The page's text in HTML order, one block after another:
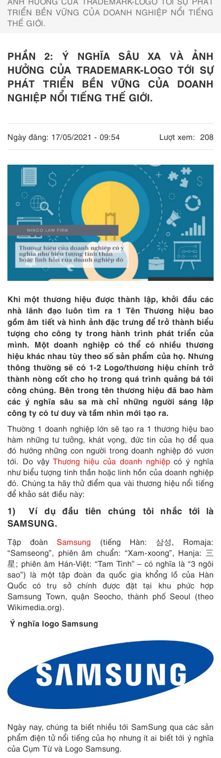
TRIỂN BỀN VỮNG CỦA DOANH NGHIỆP NỔI TIẾNG
THẾ GIỚI.
PHẦN 2: Ý NGHĨA SÂU XA VÀ ẢNH
HƯỞNG CỦA TRADEMARK-LOGO TỚI SỰ
PHÁT TRIỂN BỀN VỮNG CỦA DOANH
NGHIỆP NỔI TIẾNG THẾ GIỚI.
Ngày đăng: 17/05/2021 - 09:54 Lượt xem: 208
Khi một thương hiệu được thành lập, khởi đầu các
nhà lãnh đạo luôn tìm ra 1 Tên Thương hiệu bao
gồm âm tiết và hình ảnh đặc trưng để trở thành biểu
tượng cho công ty trong hành trình phát triển của
mình. Một doanh nghiệp có thể có nhiều thương
hiệu khác nhau tùy theo số sản phẩm của họ. Nhưng
thông thường sẽ có 1-2 Logo/thương hiệu chính trở
thành nòng cốt cho họ trong quá trình quảng bá tới
công chúng. Bên trong tên thương hiệu đã bao hàm
các ý nghĩa sâu sa mà chỉ những người sáng lập
công ty có tư duy và tầm nhìn mới tạo ra.
Thường 1 doanh nghiệp lớn sẽ tạo ra 1 thương hiệu bao
hàm những tư tưởng, khát vọng, đức tin của họ để qua
đó hướng những con người trong doanh nghiệp đó vươn
tới. Do vậyThương hiệu của doanh nghiệpcó ý nghĩa
như biểu tượng tinh thần hoặc linh hồn của doanh nghiệp
đó. Chúng ta hãy thử điểm qua vài thương hiệu nổi tiếng
để khảo sát điều này:
1) Ví dụ đầu tiên chúng tôi nhắc tới là
SAMSUNG.
Tập đoànSamsung (tiếng Hàn: 삼성, Romaja:
“Samseong”, phiên âm chuẩn: “Xam-xoong”, Hanja: 三
星; phiên âm Hán-Việt: “Tam Tinh” – có nghĩa là “3 ngôi
sao”) là một tập đoàn đa quốc gia khổng lồ của Hàn
Quốc có trụ sở chính được đặt tại khu phức hợp
Samsung Town, quận Seocho, thành phố Seoul (theo
Wikimedia.org).
Ý nghĩa logo Samsung
Ngày nay, chúng ta biết nhiều tới SamSung qua các sản
phẩm điện tử nổi tiếng của họ nhưng ít ai biết tới ý nghĩa
của Cụm Từ và Logo Samsung.